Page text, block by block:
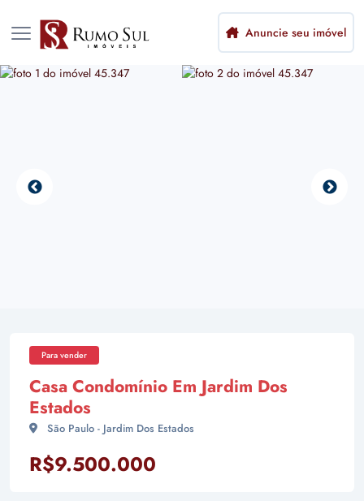
Anuncie seu imóvel
Para vender
Casa Condomínio Em Jardim Dos
Estados
São Paulo - Jardim Dos Estados
R$9.500.000